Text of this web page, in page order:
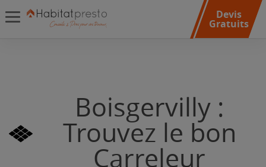
Devis
Gratuits
Boisgervilly :
Trouvez le bon
Carreleur